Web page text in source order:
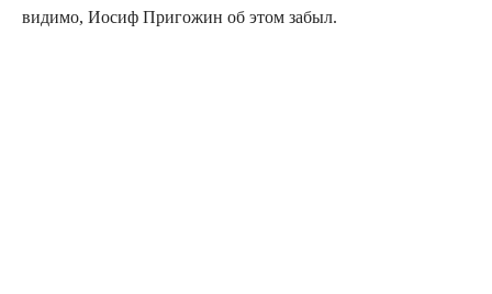
видимо, Иосиф Пригожин об этом забыл.